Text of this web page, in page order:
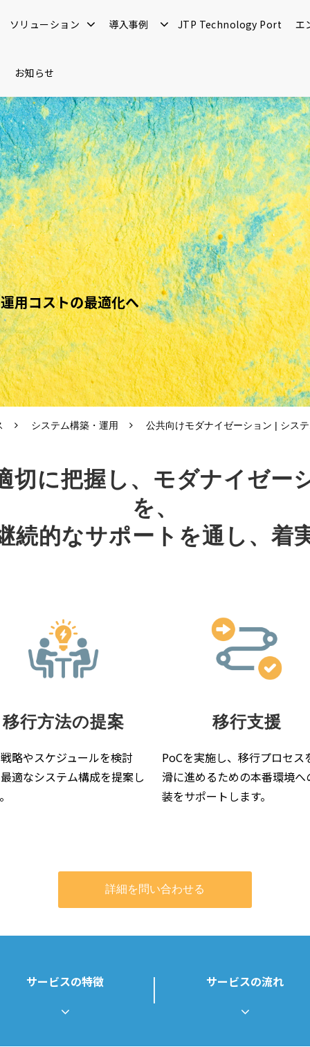
ソリューション 導入事例 JTP Technology Port エ
お知らせ
用コストの最適化へ
システム構築・運用 公共向けモダナイゼーション | シス
切に把握し、モダナイゼー
を、
続的なサポートを通し、着
移行方法の提案
略やスケジュールを検討
適なシステム構成を提案し
移行支援
PoCを実施し、移行プロセス
滑に進めるための本番環境へ
装をサポートします。
詳細を問い合わせる
サービスの特徴 サービスの流れ